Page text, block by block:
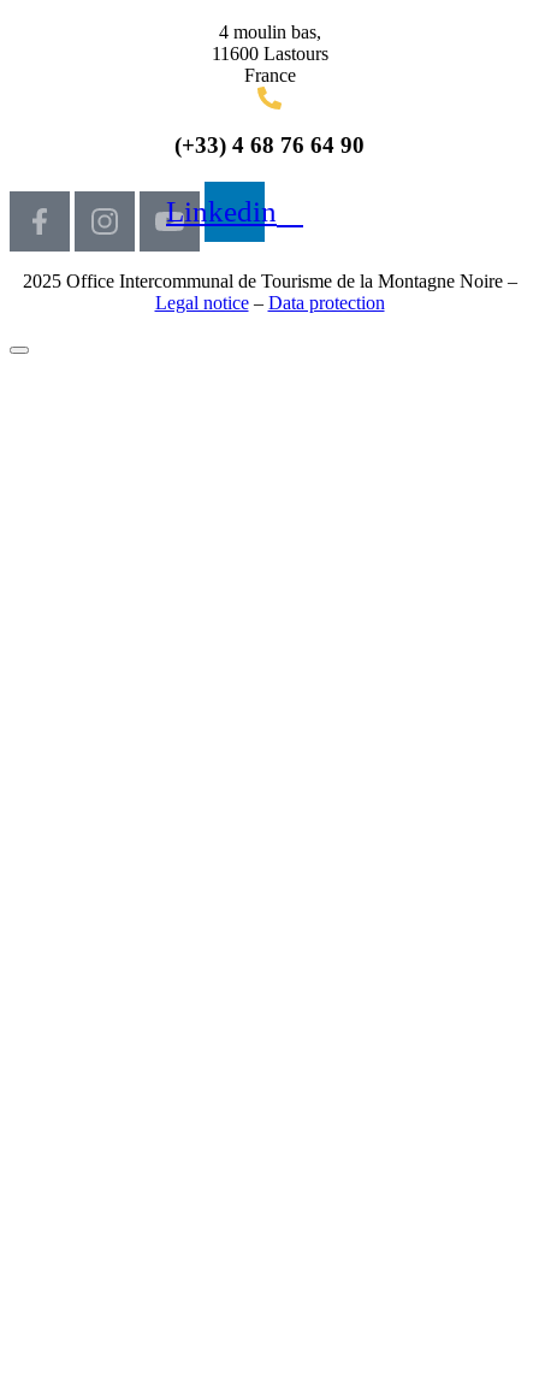
4 moulin bas,
11600 Lastours
France
(+33) 4 68 76 64 90
Linkedin
2025 Office Intercommunal de Tourisme de la Montagne Noire –
Legal notice– Data protection